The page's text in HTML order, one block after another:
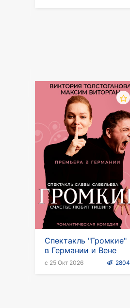
Спектакль "Громкие"
в Германии и Вене
с 25 Окт 2026 2804